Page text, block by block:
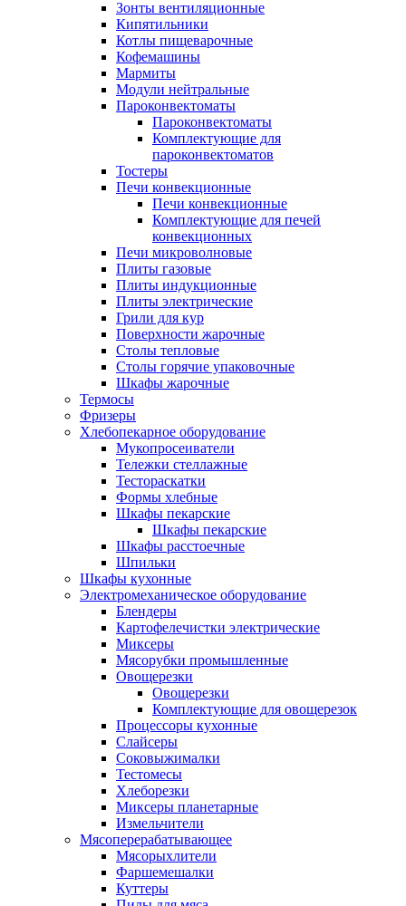
Зонты вентиляционные
Кипятильники
Котлы пищеварочные
Кофемашины
Мармиты
Модули нейтральные
Пароконвектоматы
Пароконвектоматы
Комплектующие для
пароконвектоматов
Тостеры
Печи конвекционные
Печи конвекционные
Комплектующие для печей
конвекционных
Печи микроволновые
Плиты газовые
Плиты индукционные
Плиты электрические
Грили для кур
Поверхности жарочные
Столы тепловые
Столы горячие упаковочные
Шкафы жарочные
Термосы
Фризеры
Хлебопекарное оборудование
Мукопросеиватели
Тележки стеллажные
Тестораскатки
Формы хлебные
Шкафы пекарские
Шкафы пекарские
Шкафы расстоечные
Шпильки
Шкафы кухонные
Электромеханическое оборудование
Блендеры
Картофелечистки электрические
Миксеры
Мясорубки промышленные
Овощерезки
Овощерезки
Комплектующие для овощерезок
Процессоры кухонные
Слайсеры
Соковыжималки
Тестомесы
Хлеборезки
Миксеры планетарные
Измельчители
Мясоперерабатывающее
Мясорыхлители
Фаршемешалки
Куттеры